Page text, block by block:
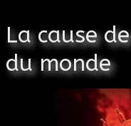
La cause
du monde